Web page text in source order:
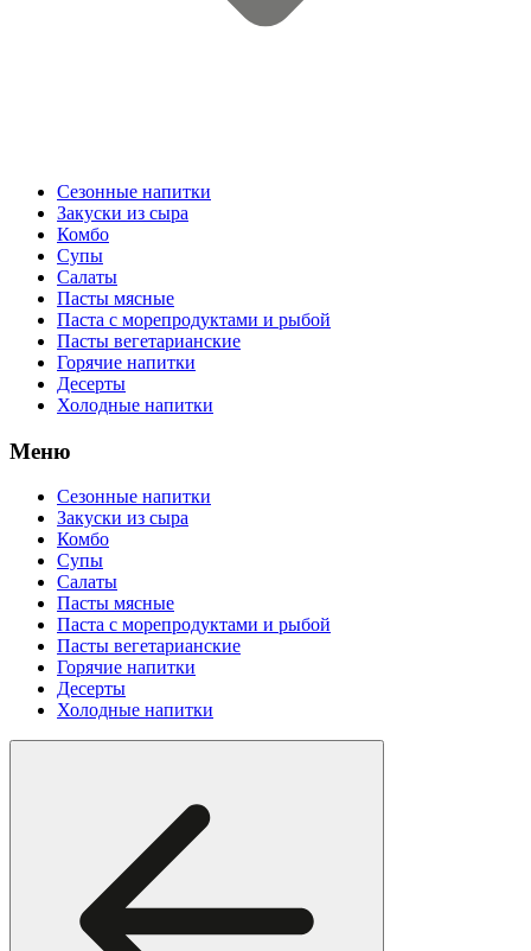
Сезонные напитки
Закуски из сыра
Комбо
Супы
Салаты
Пасты мясные
Паста с морепродуктами и рыбой
Пасты вегетарианские
Горячие напитки
Десерты
Холодные напитки
Меню
Сезонные напитки
Закуски из сыра
Комбо
Супы
Салаты
Пасты мясные
Паста с морепродуктами и рыбой
Пасты вегетарианские
Горячие напитки
Десерты
Холодные напитки